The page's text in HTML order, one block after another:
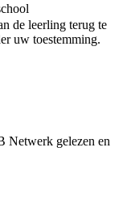
de leerling terug te
uw toestemming.
Netwerk gelezen en